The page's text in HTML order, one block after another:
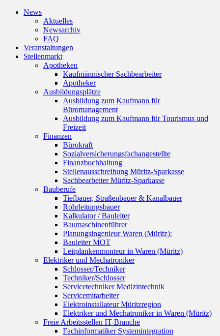
News
Aktuelles
Newsarchiv
FAQ
Veranstaltungen
Stellenmarkt
Apotheken
Kaufmännischer Sachbearbeiter
Apotheker
Ausbildungsplätze
Ausbildung zum Kaufmann für
Büromanagement
Ausbildung zum Kaufmann für Tourismus und
Freizeit
Finanzen
Bürokraft
Sozialversicherungsfachangestellte
Finanzbuchhaltung
Stellenausschreibung Müritz-Sparkasse
Sachbearbeiter Müritz-Sparkasse
Bauberufe
Tiefbauer, Straßenbauer & Kanalbauer
Rohrleitungsbauer
Kalkulator / Bauleiter
Baumaschinenführer
Planungsingenieur Waren (Müritz):
Bauleiter MOT
Leitplankenmonteur in Waren (Müritz)
Elektriker und Mechatroniker
Schlosser/Techniker
Techniker/Schlosser
Servicetechniker Medizintechnik
Servicemitarbeiter
Elektroinstallateur Müritzregion
Elektriker und Mechatroniker in Waren (Müritz)
Freie Arbeitsstellen IT-Branche
Fachinformatiker Systemintegration